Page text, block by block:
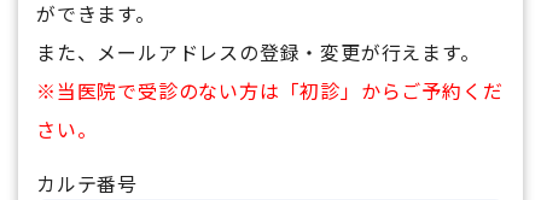
ができます。
また、メールアドレスの登録・変更が行えます。
※当医院で受診のない方は「初診」からご予約くだ
さい。
カルテ番号